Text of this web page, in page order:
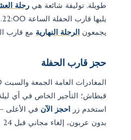
طويلة. توليفة شائعة هي رحلة
يجمعون الرحلة النهارية مع قارب
حجز قارب الحفلة
استخدم زر احجز الآن في الأعلى
بدون عربون، إلغاء مجاني قبل 24 ساعة.